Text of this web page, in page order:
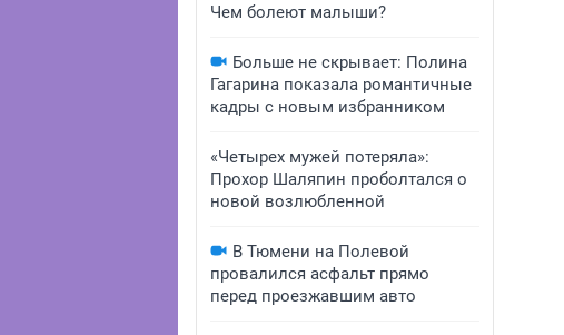
Чем болеют малыши?
Больше не скрывает: Полина
Гагарина показала романтичные
кадры с новым избранником
«Четырех мужей потеряла»:
Прохор Шаляпин проболтался о
новой возлюбленной
В Тюмени на Полевой
провалился асфальт прямо
перед проезжавшим авто